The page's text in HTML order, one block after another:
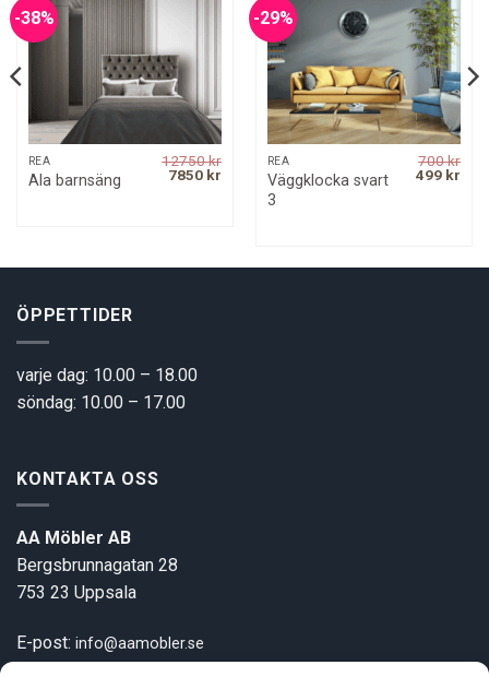
-38%
REA
Ala barnsäng
12750kr
Original
7850 kr Current
-29%
REA
Väggklocka svart
3
700kr
Original
499 kr
ÖPPETTIDER
varje dag: 10.00 – 18.00
söndag: 10.00 – 17.00
KONTAKTA OSS
AA Möbler AB
Bergsbrunnagatan 28
753 23 Uppsala
E-post: info@aamobler.se